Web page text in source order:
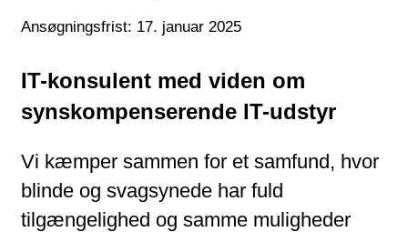
Ansøgningsfrist: 17. januar 2025
IT-konsulent med viden om
synskompenserende IT-udstyr
Vi kæmper sammen for et samfund, hvor
blinde og svagsynede har fuld
tilgængelighed og samme muligheder